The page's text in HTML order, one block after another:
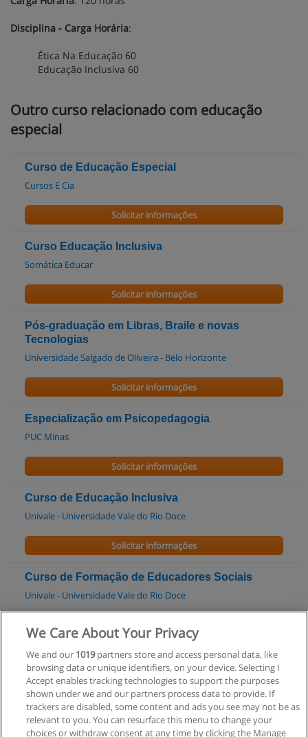
Disciplina - Carga Horária:
Ética Na Educação 60
Educação Inclusiva 60
Outro curso relacionado com educação
especial
Curso de Educação Especial
Cursos E Cia
Solicitar informações
Curso Educação Inclusiva
Somática Educar
Solicitar informações
Pós-graduação em Libras, Braile e novas
Tecnologias
Universidade Salgado de Oliveira - Belo Horizonte
Solicitar informações
Especialização em Psicopedagogia
PUC Minas
Solicitar informações
Curso de Educação Inclusiva
Univale - Universidade Vale do Rio Doce
Solicitar informações
Curso de Formação de Educadores Sociais
Univale - Universidade Vale do Rio Doce
Solicitar informações
Pós-graduação em Educação Especial
Unipam - Centro Universitário de Patos de Minas
Solicitar informações
We Care About Your Privacy
We and our 1019partners store and access personal data, like
browsing data or unique identifiers, on your device. Selecting I
Accept enables tracking technologies to support the purposes
shown under we and our partners process data to provide. If
trackers are disabled, some content and ads you see may not be as
relevant to you. You can resurface this menu to change your
choices or withdraw consent at any time by clicking the Manage